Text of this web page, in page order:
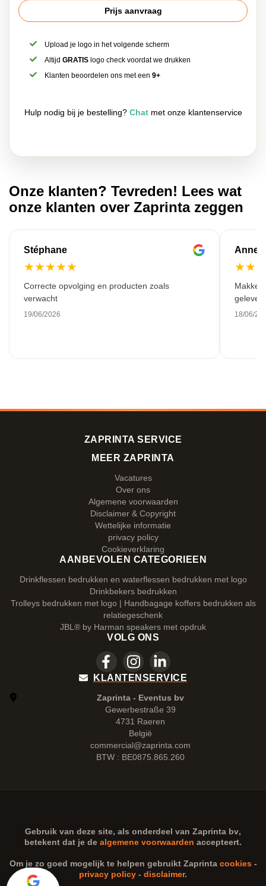
Prijs aanvraag
Upload je logo in het volgende scherm
AltijdGRATIS logo check voordat we drukken
Klanten beoordelen ons met een9+
Hulp nodig bij je bestelling? Chatmet onze klantenservice
Onze klanten? Tevreden! Lees wat
onze klanten over Zaprinta zeggen
Stéphane
★★★★★
Correcte opvolging en producten zoals
verwacht
19/06/2026
Anne-
★★
18/06/
ZAPRINTA SERVICE
MEER ZAPRINTA
Vacatures
Over ons
Algemene voorwaarden
Disclaimer & Copyright
Wettelijke informatie
privacy policy
Cookieverklaring
AANBEVOLEN CATEGORIEEN
Drinkflessen bedrukken en waterflessen bedrukken met logo
Drinkbekers bedrukken
Trolleys bedrukken met logo | Handbagage koffers bedrukken als
relatiegeschenk
JBL® by Harman speakers met opdruk
VOLG ONS
KLANTENSERVICE
Zaprinta - Eventus bv
Gewerbestraße 39
4731 Raeren
België
commercial@zaprinta.com
BTW : BE0875.865.260
Gebruik van deze site, als onderdeel van Zaprinta bv,
betekent dat je de algemene voorwaarden accepteert.
Om je zo goed mogelijk te helpen gebruikt Zaprinta cookies-
privacy policy - disclaimer.